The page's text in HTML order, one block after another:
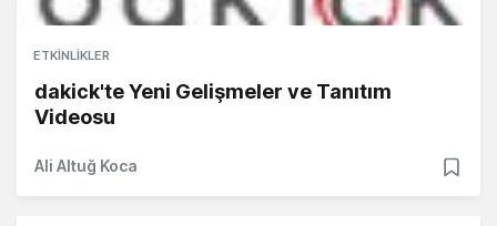
ETKINLIKLER
dakick'te Yeni Gelişmeler ve Tanıtım
Videosu
Ali Altuğ Koca